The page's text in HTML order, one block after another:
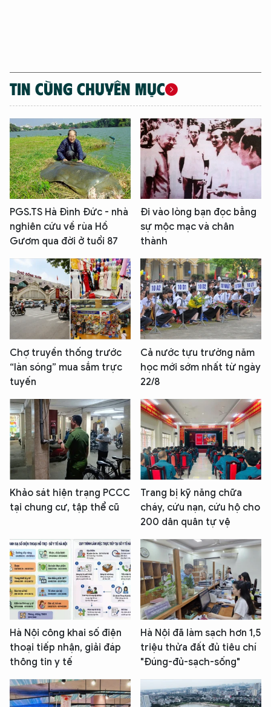
TIN CÙNG CHUYÊN MỤC
PGS.TS Hà Đình Đức - nhà
nghiên cứu về rùa Hồ
Gươm qua đời ở tuổi 87
Đi vào lòng bạn đọc bằng
sự mộc mạc và chân
thành
Chợ truyền thống trước
“làn sóng” mua sắm trực
tuyến
Cả nước tựu trường năm
học mới sớm nhất từ ngày
22/8
Khảo sát hiện trạng PCCC
tại chung cư, tập thể cũ
Trang bị kỹ năng chữa
cháy, cứu nạn, cứu hộ cho
200 dân quân tự vệ
Hà Nội công khai số điện
thoại tiếp nhận, giải đáp
thông tin y tế
Hà Nội đã làm sạch hơn 1,5
triệu thửa đất đủ tiêu chí
"Đúng-đủ-sạch-sống"
XIN CHÀO,
TÔI LÀ CHATBOT CỦA
Hãy hỏi tôi bất kỳ điều gì bạn cần biết về